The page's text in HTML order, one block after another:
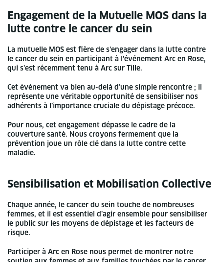
Engagement de la Mutuelle MOS dans la
lutte contre le cancer du sein
La mutuelle MOS est fière de s’engager dans la lutte contre
le cancer du sein en participant à l’événement Arc en Rose,
qui s’est récemment tenu à Arc sur Tille.
Cet événement va bien au-delà d’une simple rencontre ; il
représente une véritable opportunité de sensibiliser nos
adhérents à l’importance cruciale du dépistage précoce.
Pour nous, cet engagement dépasse le cadre de la
couverture santé. Nous croyons fermement que la
prévention joue un rôle clé dans la lutte contre cette
maladie.
Sensibilisation et Mobilisation Collective
Chaque année, le cancer du sein touche de nombreuses
femmes, et il est essentiel d’agir ensemble pour sensibiliser
le public sur les moyens de dépistage et les facteurs de
risque.
Participer à Arc en Rose nous permet de montrer notre